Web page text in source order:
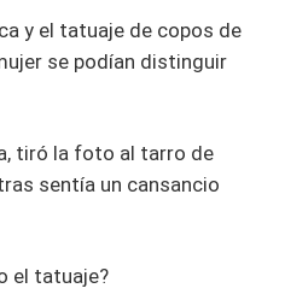
y el tatuaje de copos de
se podían distinguir
tiró la foto al tarro de
sentía un cansancio
el tatuaje?